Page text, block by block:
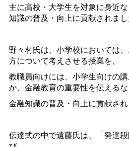
主に高校・大学生を対象に身近
知識の普及・向上に貢献されまし
野々村氏は、小学校においては
方について考えさせる授業を、
教職員向けには、小学生向けの
か、金融教育の重要性を伝えるな
金融知識の普及・向上に貢献され
伝達式の中で遠藤氏は、「発達